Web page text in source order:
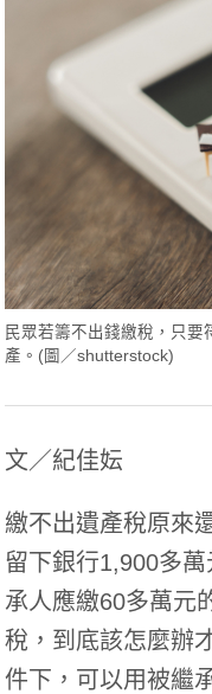
民眾若籌不出錢繳稅，只要
產。(圖／shutterstock)
文／紀佳妘
繳不出遺產稅原來
留下銀行1,900多
承人應繳60多萬元
稅，到底該怎麼辦
件下，可以用被繼